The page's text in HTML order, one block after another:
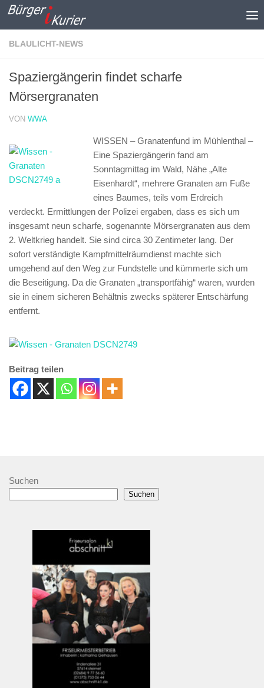
Zum Inhalt springen
BLAULICHT-NEWS
Spaziergängerin findet scharfe
Mörsergranaten
VON WWA
WISSEN – Granatenfund im Mühlenthal –
Eine Spaziergängerin fand am
Sonntagmittag im Wald, Nähe „Alte
Eisenhardt“, mehrere Granaten am Fuße
eines Baumes, teils vom Erdreich
verdeckt. Ermittlungen der Polizei ergaben, dass es sich um
insgesamt neun scharfe, sogenannte Mörsergranaten aus dem
2. Weltkrieg handelt. Sie sind circa 30 Zentimeter lang. Der
sofort verständigte Kampfmittelräumdienst machte sich
umgehend auf den Weg zur Fundstelle und kümmerte sich um
die Beseitigung. Da die Granaten „transportfähig“ waren, wurden
sie in einem sicheren Behältnis zwecks späterer Entschärfung
entfernt.
Beitrag teilen
Suchen
Suchen